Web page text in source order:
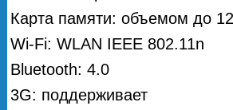
Карта памяти: объемом до
Wi-Fi: WLAN IEEE 802.11n
Bluetooth: 4.0
3G: поддерживает